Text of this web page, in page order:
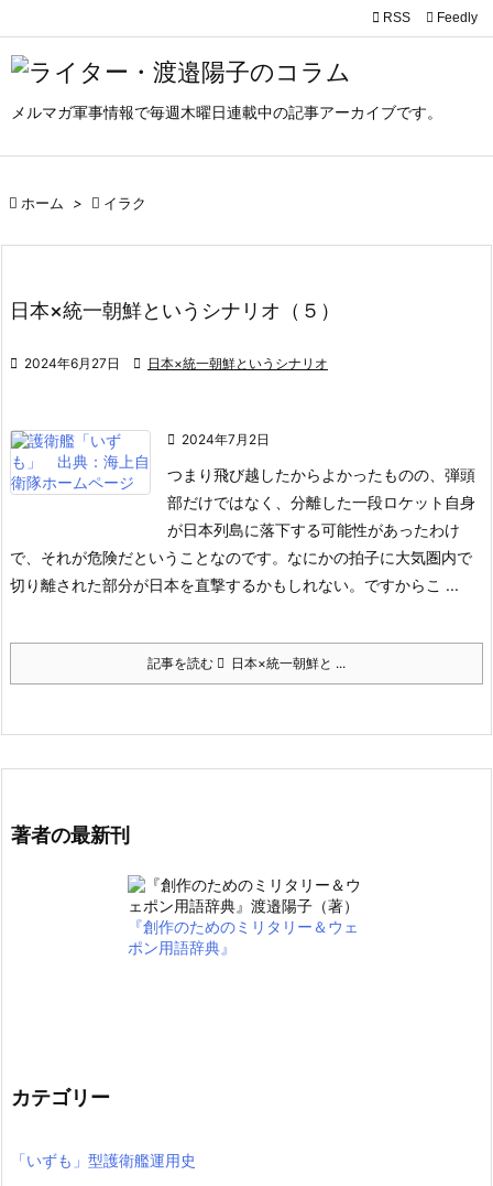
メルマガ軍事情報で毎週木曜日連載中の記事アーカイブです。

 RSS Feedly
 ホーム >  イラク
日本×統一朝鮮というシナリオ（５）
 2024年6月27日  日本×統一朝鮮というシナリオ
 2024年7月2日
つまり飛び越したからよかったものの、弾頭
部だけではなく、分離した一段ロケット自身
が日本列島に落下する可能性があったわけ
で、それが危険だということなのです。なにかの拍子に大気圏内で
切り離された部分が日本を直撃するかもしれない。ですからこ ...
記事を読む 日本×統一朝鮮と ...
著者の最新刊
『創作のためのミリタリー＆ウェ
ポン用語辞典』
カテゴリー
「いずも」型護衛艦運用史